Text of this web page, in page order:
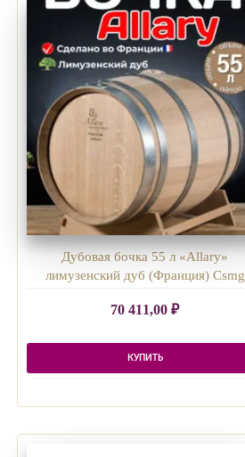
Дубовая бочка 55 л «Allary»
лимузенский дуб (Франция) Csmg
70 411,00₽
КУПИТЬ